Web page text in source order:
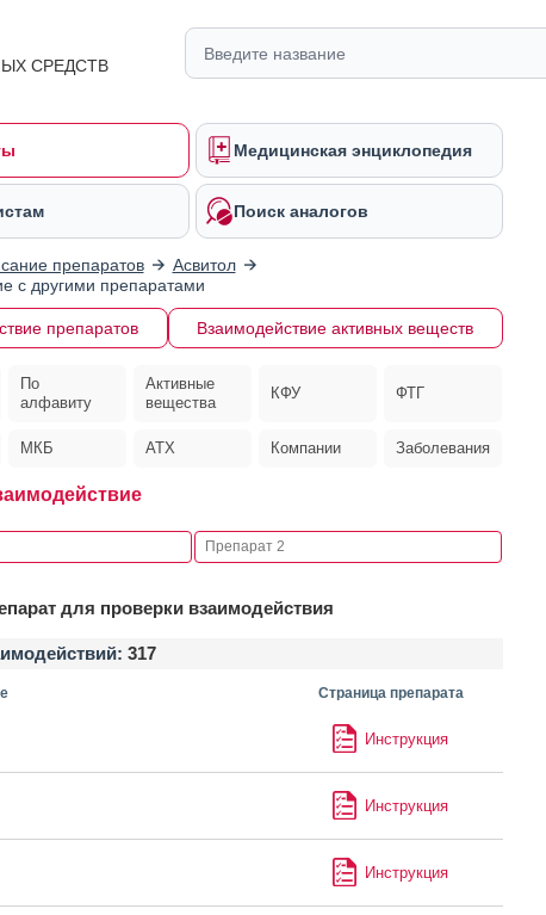
СРЕДСТВ
Медицинская энциклопедия
Поиск аналогов
препаратов
Асвитол
с другими препаратами
препаратов Взаимодействие активных веществ
По
алфавиту
Активные
вещества
КФУ ФТГ
МКБ АТХ Компании Заболевания
для проверки взаимодействия
317
Страница препарата
Инструкция
Инструкция
Инструкция